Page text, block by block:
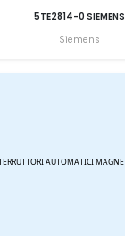
5TE2814-0 SIEMENS
Siemens